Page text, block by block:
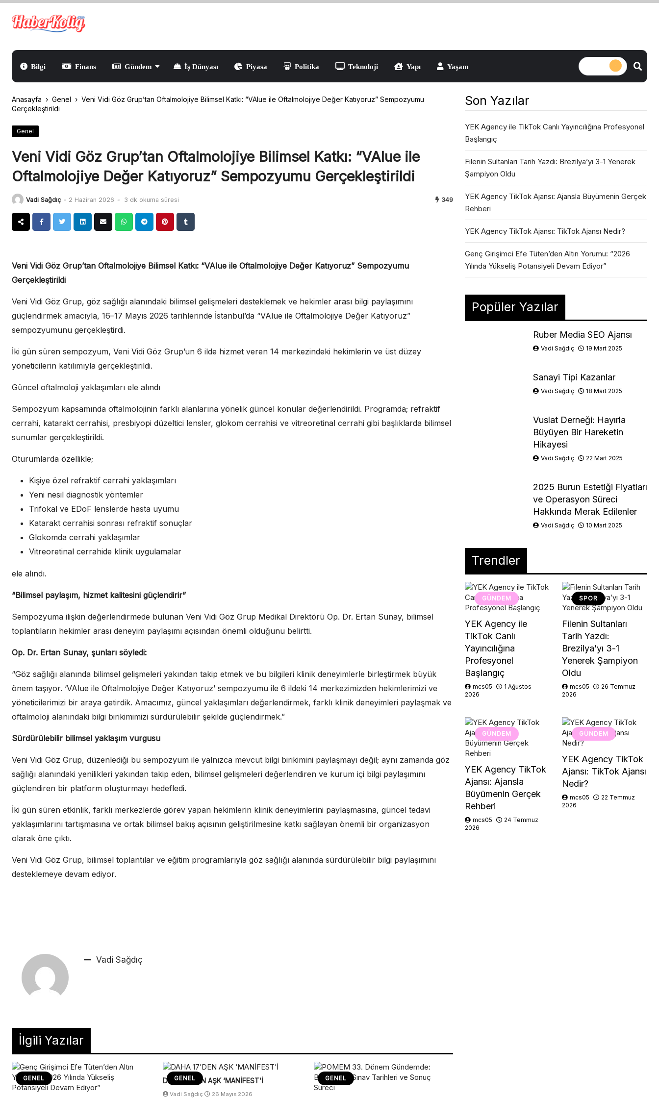
Skip
content
Anasayfa › Genel › Veni Vidi Göz Grup’tan Oftalmolojiye Bilimsel Katkı: “VAlue ile Oftalmolojiye Değer Katıyoruz” Sempozyumu
Gerçekleştirildi
Genel
Veni Vidi Göz Grup’tan Oftalmolojiye Bilimsel Katkı: “VAlue ile
Oftalmolojiye Değer Katıyoruz” Sempozyumu Gerçekleştirildi
Vadi Sağdıç - 2 Haziran 2026 - 3 dk okuma süresi 349
Veni Vidi Göz Grup’tan Oftalmolojiye Bilimsel Katkı: “VAlue ile Oftalmolojiye Değer Katıyoruz” Sempozyumu
Gerçekleştirildi
Veni Vidi Göz Grup, göz sağlığı alanındaki bilimsel gelişmeleri desteklemek ve hekimler arası bilgi paylaşımını
güçlendirmek amacıyla, 16–17 Mayıs 2026 tarihlerinde İstanbul’da “VAlue ile Oftalmolojiye Değer Katıyoruz”
sempozyumunu gerçekleştirdi.
İki gün süren sempozyum, Veni Vidi Göz Grup’un 6 ilde hizmet veren 14 merkezindeki hekimlerin ve üst düzey
yöneticilerin katılımıyla gerçekleştirildi.
Güncel oftalmoloji yaklaşımları ele alındı
Sempozyum kapsamında oftalmolojinin farklı alanlarına yönelik güncel konular değerlendirildi. Programda; refraktif
cerrahi, katarakt cerrahisi, presbiyopi düzeltici lensler, glokom cerrahisi ve vitreoretinal cerrahi gibi başlıklarda bilimsel
sunumlar gerçekleştirildi.
Oturumlarda özellikle;
Kişiye özel refraktif cerrahi yaklaşımları
Yeni nesil diagnostik yöntemler
Trifokal ve EDoF lenslerde hasta uyumu
Katarakt cerrahisi sonrası refraktif sonuçlar
Glokomda cerrahi yaklaşımlar
Vitreoretinal cerrahide klinik uygulamalar
ele alındı.
“Bilimsel paylaşım, hizmet kalitesini güçlendirir”
Sempozyuma ilişkin değerlendirmede bulunan Veni Vidi Göz Grup Medikal Direktörü Op. Dr. Ertan Sunay, bilimsel
toplantıların hekimler arası deneyim paylaşımı açısından önemli olduğunu belirtti.
Op. Dr. Ertan Sunay, şunları söyledi:
“Göz sağlığı alanında bilimsel gelişmeleri yakından takip etmek ve bu bilgileri klinik deneyimlerle birleştirmek büyük
önem taşıyor. ‘VAlue ile Oftalmolojiye Değer Katıyoruz’ sempozyumu ile 6 ildeki 14 merkezimizden hekimlerimizi ve
yöneticilerimizi bir araya getirdik. Amacımız, güncel yaklaşımları değerlendirmek, farklı klinik deneyimleri paylaşmak ve
oftalmoloji alanındaki bilgi birikimimizi sürdürülebilir şekilde güçlendirmek.”
Sürdürülebilir bilimsel yaklaşım vurgusu
Veni Vidi Göz Grup, düzenlediği bu sempozyum ile yalnızca mevcut bilgi birikimini paylaşmayı değil; aynı zamanda göz
sağlığı alanındaki yenilikleri yakından takip eden, bilimsel gelişmeleri değerlendiren ve kurum içi bilgi paylaşımını
güçlendiren bir platform oluşturmayı hedefledi.
İki gün süren etkinlik, farklı merkezlerde görev yapan hekimlerin klinik deneyimlerini paylaşmasına, güncel tedavi
yaklaşımlarını tartışmasına ve ortak bilimsel bakış açısının geliştirilmesine katkı sağlayan önemli bir organizasyon
olarak öne çıktı.
Veni Vidi Göz Grup, bilimsel toplantılar ve eğitim programlarıyla göz sağlığı alanında sürdürülebilir bilgi paylaşımını
desteklemeye devam ediyor.
Vadi Sağdıç
İlgili Yazılar
GENEL GENEL
DAHA 17’DEN AŞK ‘MANİFEST’İ
Vadi Sağdıç 26 Mayıs 2026
GENEL
Son Yazılar
YEK Agency ile TikTok Canlı Yayıncılığına Profesyonel
Başlangıç
Filenin Sultanları Tarih Yazdı: Brezilya’yı 3-1 Yenerek
Şampiyon Oldu
YEK Agency TikTok Ajansı: Ajansla Büyümenin Gerçek
Rehberi
YEK Agency TikTok Ajansı: TikTok Ajansı Nedir?
Genç Girişimci Efe Tüten’den Altın Yorumu: “2026
Yılında Yükseliş Potansiyeli Devam Ediyor”
Popüler Yazılar
Ruber Media SEO Ajansı
Vadi Sağdıç 19 Mart 2025
Sanayi Tipi Kazanlar
Vadi Sağdıç 18 Mart 2025
Vuslat Derneği: Hayırla
Büyüyen Bir Hareketin
Hikayesi
Vadi Sağdıç 22 Mart 2025
2025 Burun Estetiği Fiyatları
ve Operasyon Süreci
Hakkında Merak Edilenler
Vadi Sağdıç 10 Mart 2025
Trendler
GÜNDEM
YEK Agency ile
TikTok Canlı
Yayıncılığına
Profesyonel
Başlangıç
mcs05
1 Ağustos
2026
SPOR
Filenin Sultanları
Tarih Yazdı:
Brezilya’yı 3-1
Yenerek Şampiyon
Oldu
mcs05
26 Temmuz
2026
GÜNDEM
YEK Agency TikTok
Ajansı: Ajansla
Büyümenin Gerçek
Rehberi
mcs05
24 Temmuz
2026
GÜNDEM
YEK Agency TikTok
Ajansı: TikTok Ajansı
Nedir?
mcs05
22 Temmuz
2026